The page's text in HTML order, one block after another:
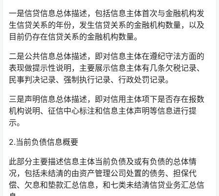
一是信贷信息总体描述，包括信息主体首次与金融机构发
生信贷关系的年份，发生信贷关系的金融机构数量，以及
目前仍存在信贷关系的金融机构数量。
二是公共信息总体描述，即对信息主体在遵纪守法方面的
表现做提示性说明，主要展示信息主体有几条欠税记录、
民事判决记录、强制执行记录、行政处罚记录。
三是声明信息总体描述，即对信用主体项下是否存在报数
机构说明、征信中心标注和信息主体声明等信息进行提
示。
2.当前负债信息概要
此部分主要描述信息主体当前负债及或有负债的总体情
况，包括未结清的由资产管理公司处置的债务、担保代
偿、欠息和垫款汇总信息，和七类未结清信贷业务汇总信